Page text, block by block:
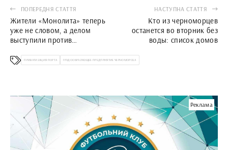
ПОПЕРЕДНЯ СТАТТЯ
Жители «Монолита» теперь
уже не словом, а делом
выступили против
микрорайона
НАСТУПНА СТАТТЯ
Кто из черноморцев
останется во вторник без
воды: список домов
ПРИВАТИЗАЦИЯ ПОРТА ГРАДООБРАЗУЮЩЕЕ ПРЕДПРИЯТИЕ ЧЕРНОМОРСКА
Реклама